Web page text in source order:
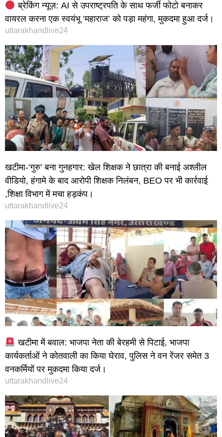
ब्रेकिंग न्यूज़: AI से उपराष्ट्रपति के साथ फर्जी फोटो बनाकर
वायरल करना एक स्वयंभू ‘महाराज’ को पड़ा महंगा, मुकदमा हुआ दर्ज।
uttarakhandlive24
खटीमा-‘गुरु’ बना गुनहगार: खेल शिक्षक ने छात्रा की बनाई अश्लील
वीडियो, हंगामे के बाद आरोपी शिक्षक निलंबन, BEO पर भी कार्रवाई
,शिक्षा विभाग में मचा हड़कंप।
uttarakhandlive24
खटीमा में बवाल: भाजपा नेता की बेरहमी से पिटाई, भाजपा
कार्यकर्ताओं ने कोतवाली का किया घेराव, पुलिस ने वन रेंजर समेत 3
वनकर्मियों पर मुकदमा किया दर्ज।
uttarakhandlive24